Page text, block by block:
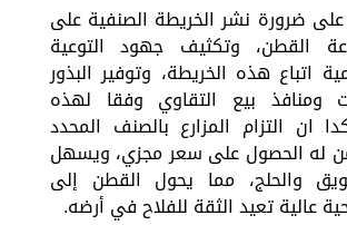
ضرورة نشر الخريطة الصنفية على
القطن، وتكثيف جهود التوعية
اتباع هذه الخريطة، وتوفير البذور
ومنافذ بيع التقاوي وفقا لهذه
ان التزام المزارع بالصنف المحدد
له الحصول على سعر مجزي، ويسهل
والحلج، مما يحول القطن إلى
عالية تعيد الثقة للفلاح في أرضه.